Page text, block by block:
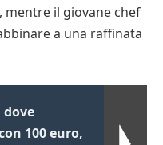
mentre il giovane chef
a una raffinata
dove
100 euro,